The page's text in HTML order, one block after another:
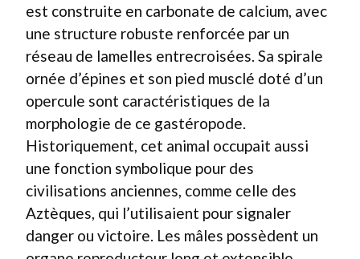
est construite en carbonate de calcium, avec
une structure robuste renforcée par un
réseau de lamelles entrecroisées. Sa spirale
ornée d’épines et son pied musclé doté d’un
opercule sont caractéristiques de la
morphologie de ce gastéropode.
Historiquement, cet animal occupait aussi
une fonction symbolique pour des
civilisations anciennes, comme celle des
Aztèques, qui l’utilisaient pour signaler
danger ou victoire. Les mâles possèdent un